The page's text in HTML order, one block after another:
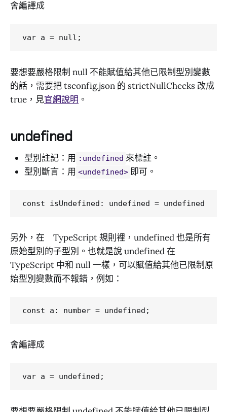
會編譯成
要想要嚴格限制 null 不能賦值給其他已限制型別變數
的話，需要把 tsconfig.json 的 strictNullChecks 改成
true，見官網說明 。
undefined
型別註記：用 :undefined 來標註。
型別斷言：用 <undefined> 即可。
另外，在 TypeScript 規則裡，undefined 也是所有
原始型別的子型別。也就是說 undefined 在
TypeScript 中和 null 一樣，可以賦值給其他已限制原
始型別變數而不報錯，例如：
會編譯成